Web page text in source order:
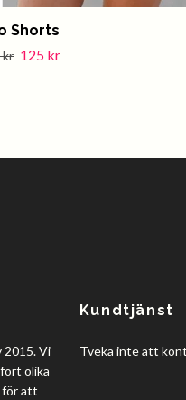
Shorts
kr 125 kr
2015. Vi
olika
för att
Kundtjänst
Tveka inte att